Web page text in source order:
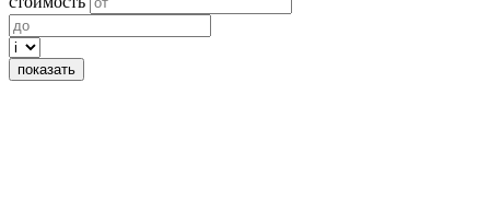
показать